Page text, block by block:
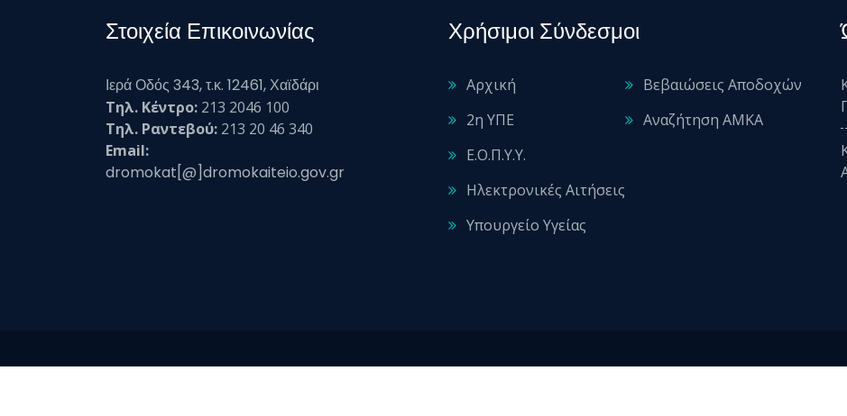
Στοιχεία Επικοινωνίας
Ιερά Οδός 343, τ.κ. 12461, Χαϊδάρι
Τηλ. Κέντρο: 213 2046 100
Τηλ. Ραντεβού: 213 20 46 340
Email:
dromokat[@]dromokaiteio.gov.gr
Χρήσιμοι Σύνδεσμοι
Αρχική
2η ΥΠΕ
Ε.Ο.Π.Υ.Υ.
Ηλεκτρονικές Αιτήσεις
Υπουργείο Υγείας
Βεβαιώσεις Αποδοχών
Αναζήτηση ΑΜΚΑ